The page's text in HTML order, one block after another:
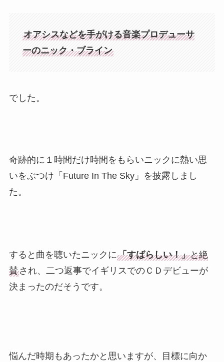
オアシスなどを手がける音楽プロデューサ
ーのニック・ブライン
でした。
奇跡的に１時間だけ時間をもらいニックに熱い思
いをぶつけ「Future In The Sky」を披露しまし
た。
すると曲を聴いたニックに「すばらしい！」と絶
賛され、二つ返事でイギリスでのＣＤデビューが
決まったのだそうです。
悩んだ時期もあったかと思いますが、目標に向か